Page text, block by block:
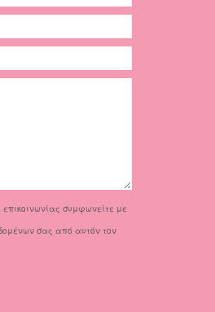
συμφωνείτε με
σας από αυτόν τον